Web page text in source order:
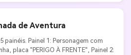
de Aventura
painéis. Painel 1: Personagem com
placa "PERIGO À FRENTE", Painel 2: